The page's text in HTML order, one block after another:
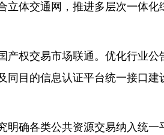
体交通网，推进多层次一体
产权交易市场联通。优化行业
目的信息认证平台统一接口
明确各类公共资源交易纳入统